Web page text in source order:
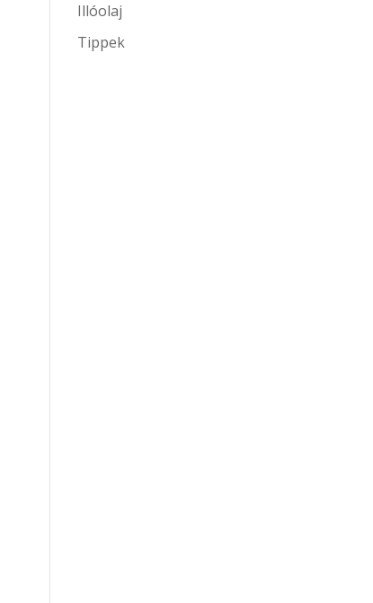
Illóolaj
Tippek